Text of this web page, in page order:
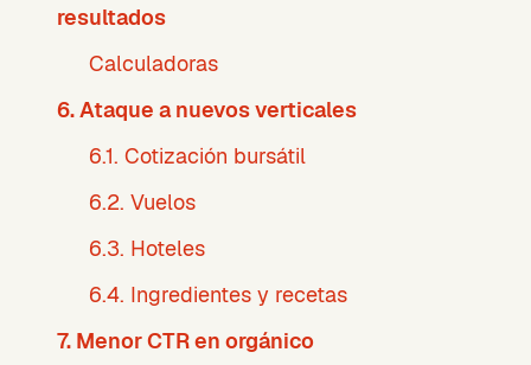
resultados
Calculadoras
6. Ataque a nuevos verticales
6.1. Cotización bursátil
6.2. Vuelos
6.3. Hoteles
6.4. Ingredientes y recetas
7. Menor CTR en orgánico